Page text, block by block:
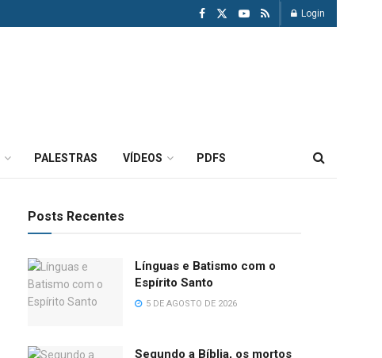
Login
PALESTRAS VÍDEOS PDFS
Posts Recentes
Línguas e Batismo com o
Espírito Santo
5 DE AGOSTO DE 2026
Segundo a Bíblia, os mortos